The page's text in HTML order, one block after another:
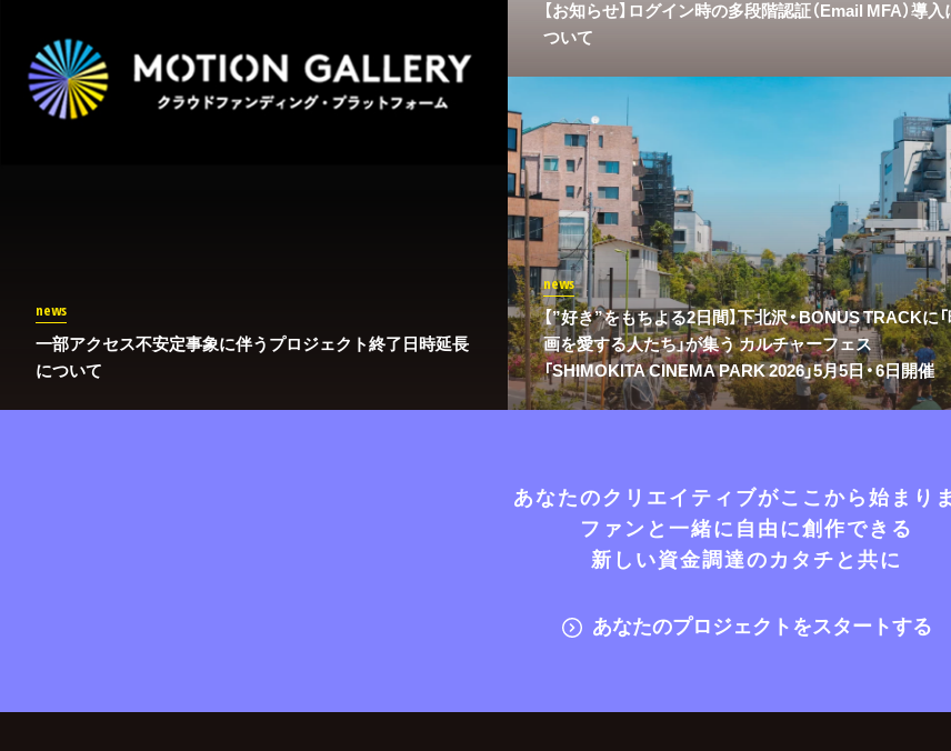
news
一部アクセス不安定事象に伴うプロジェクト終了日時延長
について
【お知らせ】ログイン時の多段階認証（Email MFA）導入
ついて
news
【”好き”をもちよる2日間】下北沢・BONUS TRACKに
画を愛する人たち」が集う カルチャーフェス
「SHIMOKITA CINEMA PARK 2026」5月5日・6日開催
あなたのクリエイティブがここから始まり
ファンと一緒に自由に創作できる
新しい資金調達のカタチと共に
あなたのプロジェクトをスタートする